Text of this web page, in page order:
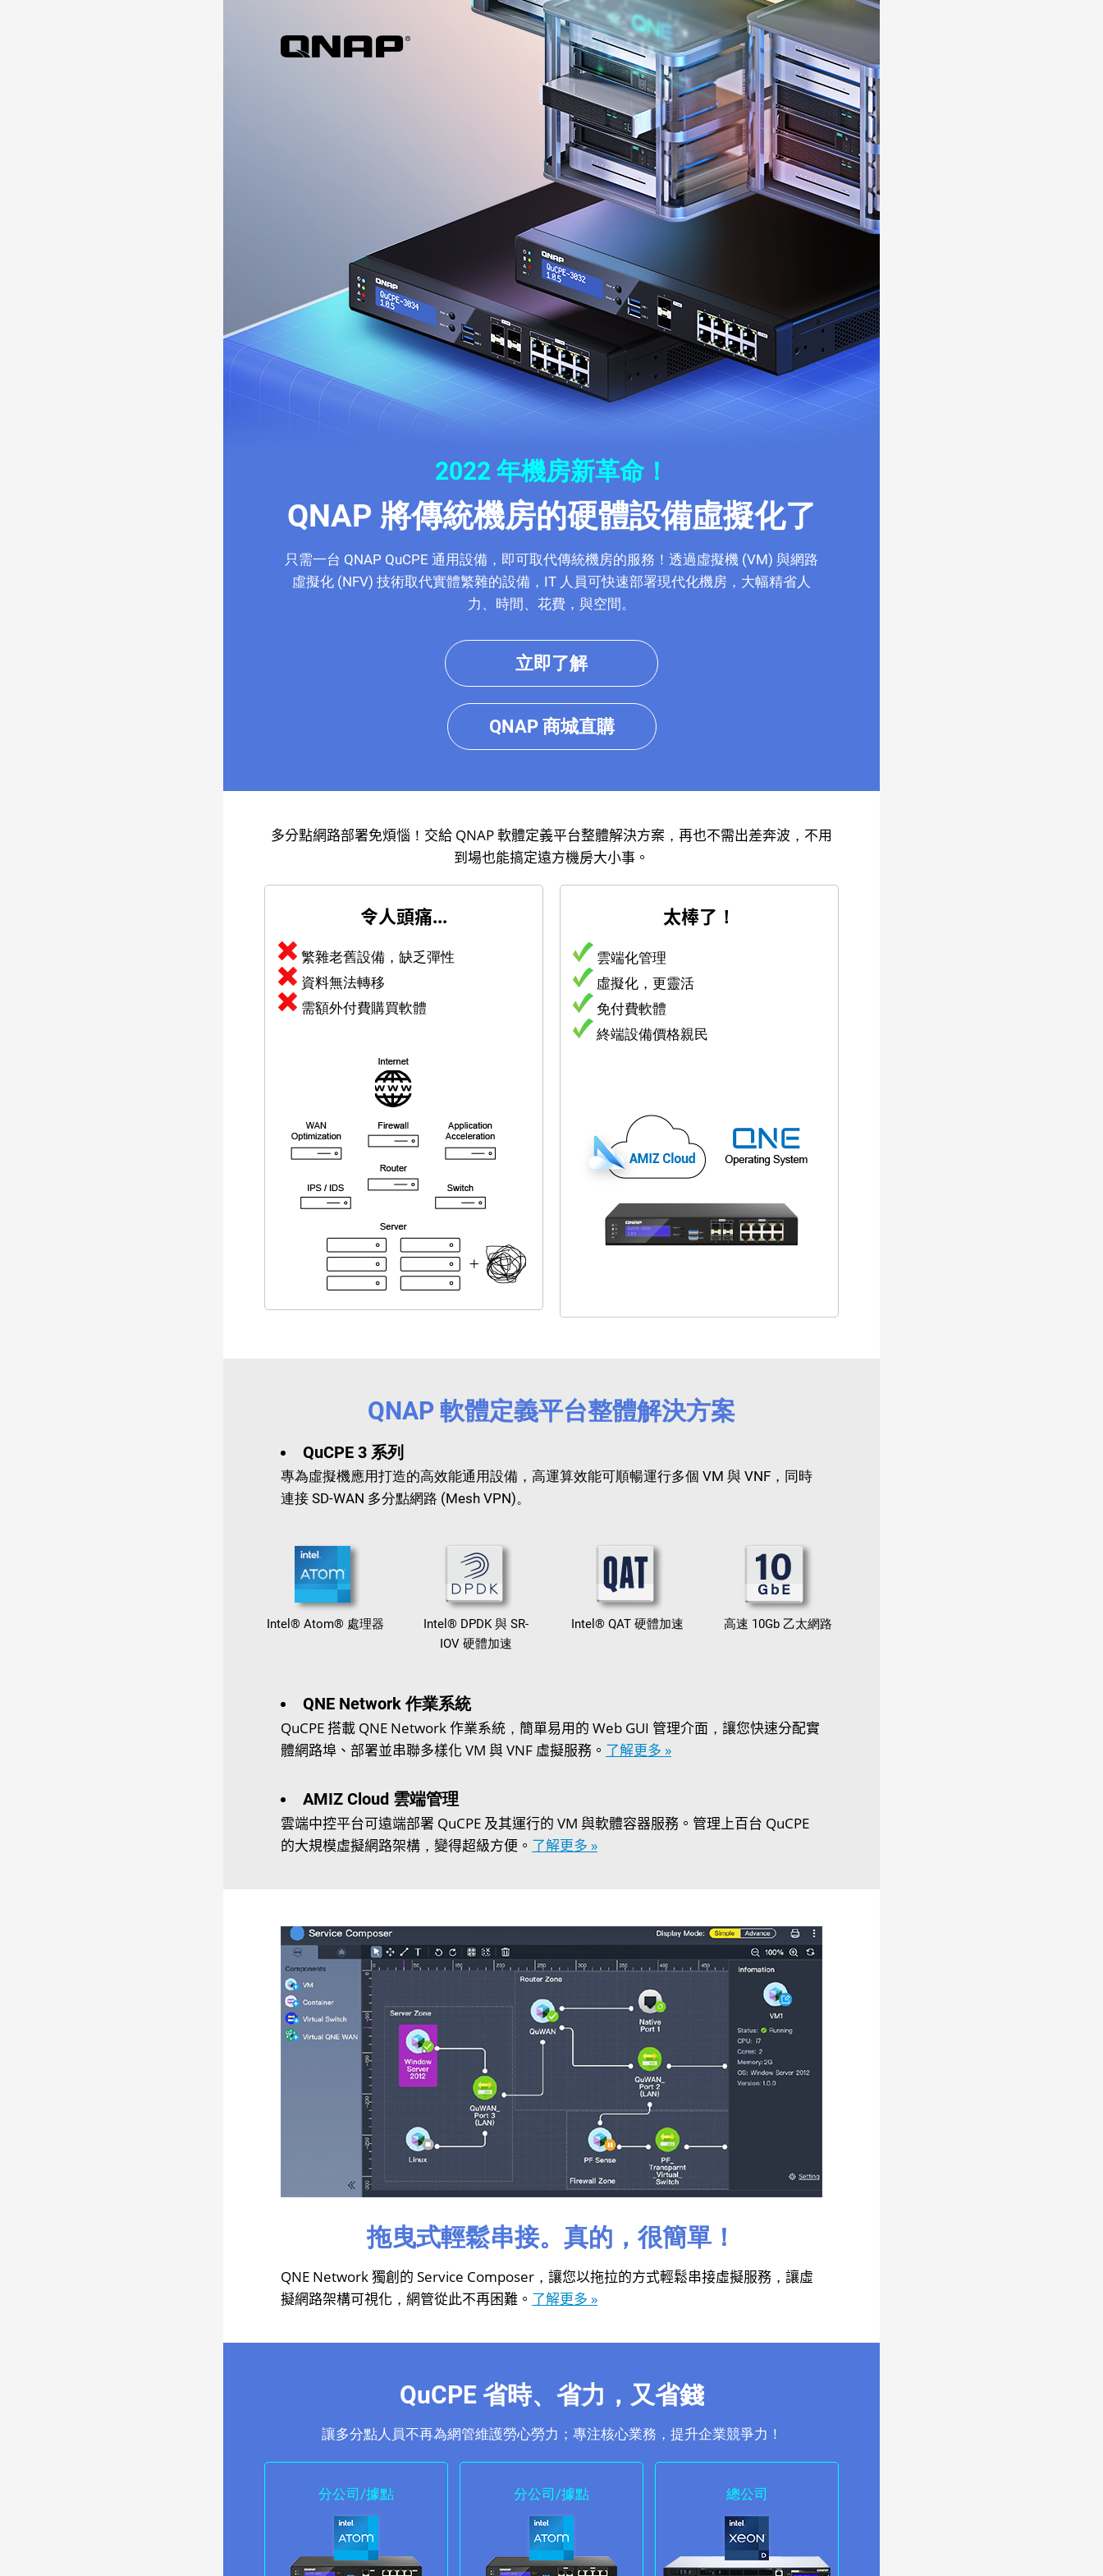
2022 年機房新革命！
QNAP 將傳統機房的硬體設備虛擬化了
只需一台 QNAP QuCPE 通用設備，即可取代傳統機房的服務！透過虛擬機 (VM) 與網路
虛擬化 (NFV) 技術取代實體繁雜的設備，IT 人員可快速部署現代化機房，大幅精省人
力、時間、花費，與空間。
立即了解
QNAP 商城直購
多分點網路部署免煩惱！交給 QNAP 軟體定義平台整體解決方案，再也不需出差奔波，不用
到場也能搞定遠方機房大小事。
令人頭痛...
繁雜老舊設備，缺乏彈性
資料無法轉移
需額外付費購買軟體
太棒了！
雲端化管理
虛擬化，更靈活
免付費軟體
終端設備價格親民
QNAP 軟體定義平台整體解決方案
QuCPE 3 系列
專為虛擬機應用打造的高效能通用設備，高運算效能可順暢運行多個 VM 與 VNF，同時
連接 SD-WAN 多分點網路 (Mesh VPN)。
Intel® Atom® 處理器
Intel® DPDK 與 SR-
IOV 硬體加速
Intel® QAT 硬體加速 高速 10Gb 乙太網路
QNE Network 作業系統
QuCPE 搭載 QNE Network 作業系統，簡單易用的 Web GUI 管理介面，讓您快速分配實
體網路埠、部署並串聯多樣化 VM 與 VNF 虛擬服務。 了解更多 »
AMIZ Cloud 雲端管理
雲端中控平台可遠端部署 QuCPE 及其運行的 VM 與軟體容器服務。管理上百台 QuCPE
的大規模虛擬網路架構，變得超級方便。 了解更多 »
拖曳式輕鬆串接。真的，很簡單！
QNE Network 獨創的 Service Composer，讓您以拖拉的方式輕鬆串接虛擬服務，讓虛
擬網路架構可視化，網管從此不再困難。 了解更多 »
QuCPE 省時、省力，又省錢
讓多分點人員不再為網管維護勞心勞力；專注核心業務，提升企業競爭力！
分公司/據點 分公司/據點 總公司